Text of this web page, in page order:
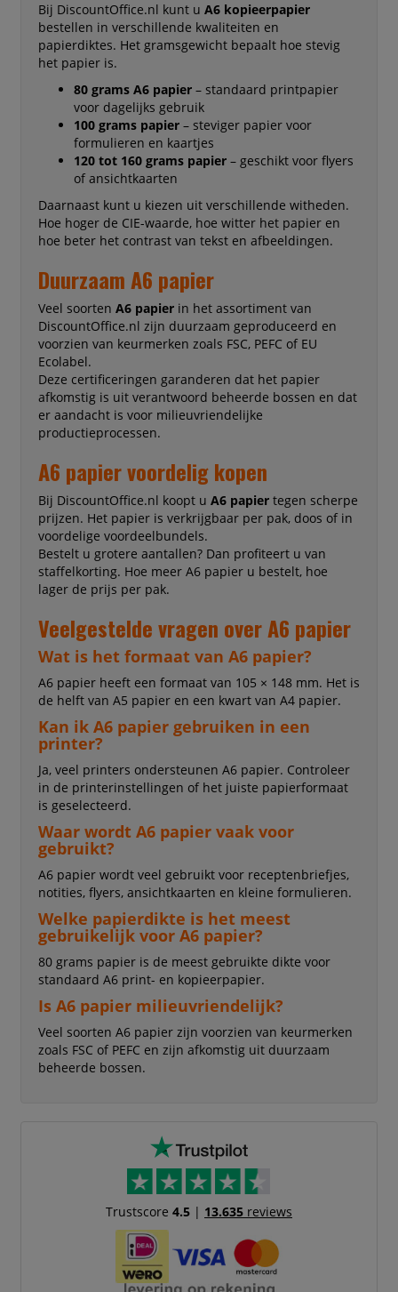
Bij DiscountOffice.nl kunt u A6 kopieerpapier
bestellen in verschillende kwaliteiten en
papierdiktes. Het gramsgewicht bepaalt hoe stevig
het papier is.
80 grams A6 papier– standaard printpapier
voor dagelijks gebruik
100 grams papier– steviger papier voor
formulieren en kaartjes
120 tot 160 grams papier– geschikt voor flyers
of ansichtkaarten
Daarnaast kunt u kiezen uit verschillende witheden.
Hoe hoger de CIE-waarde, hoe witter het papier en
hoe beter het contrast van tekst en afbeeldingen.
Duurzaam A6 papier
Veel soorten A6 papierin het assortiment van
DiscountOffice.nl zijn duurzaam geproduceerd en
voorzien van keurmerken zoals FSC, PEFC of EU
Ecolabel.
Deze certificeringen garanderen dat het papier
afkomstig is uit verantwoord beheerde bossen en dat
er aandacht is voor milieuvriendelijke
productieprocessen.
A6 papier voordelig kopen
Bij DiscountOffice.nl koopt u A6 papiertegen scherpe
prijzen. Het papier is verkrijgbaar per pak, doos of in
voordelige voordeelbundels.
Bestelt u grotere aantallen? Dan profiteert u van
staffelkorting. Hoe meer A6 papier u bestelt, hoe
lager de prijs per pak.
Veelgestelde vragen over A6 papier
Wat is het formaat van A6 papier?
A6 papier heeft een formaat van 105 × 148 mm. Het is
de helft van A5 papier en een kwart van A4 papier.
Kan ik A6 papier gebruiken in een
printer?
Ja, veel printers ondersteunen A6 papier. Controleer
in de printerinstellingen of het juiste papierformaat
is geselecteerd.
Waar wordt A6 papier vaak voor
gebruikt?
A6 papier wordt veel gebruikt voor receptenbriefjes,
notities, flyers, ansichtkaarten en kleine formulieren.
Welke papierdikte is het meest
gebruikelijk voor A6 papier?
80 grams papier is de meest gebruikte dikte voor
standaard A6 print- en kopieerpapier.
Is A6 papier milieuvriendelijk?
Veel soorten A6 papier zijn voorzien van keurmerken
zoals FSC of PEFC en zijn afkomstig uit duurzaam
beheerde bossen.
Trustscore 4.5| 13.635reviews